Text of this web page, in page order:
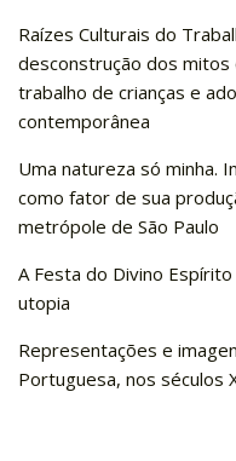
CPg
CRInt
CSA
Acadêmico
Concurso
Licitações e Contratos
Raízes Culturais do
desconstrução dos
trabalho de crianças e
contemporânea
Uma natureza só minha.
como fator de sua
metrópole de São Paulo
A Festa do Divino
utopia
Representações e
Portuguesa, nos séculos